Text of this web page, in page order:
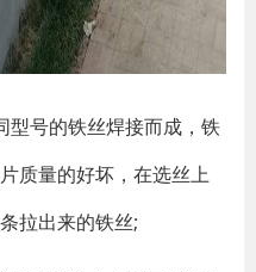
型号的铁丝焊接而成，铁
质量的好坏，在选丝上
拉出来的铁丝;